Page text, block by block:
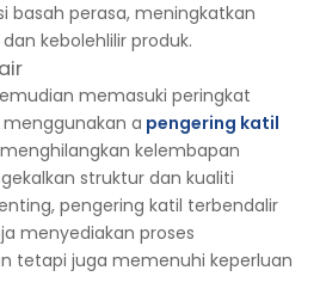
basah perasa, meningkatkan
kebolehlilir produk.
memasuki peringkat
a pengering katil
menghilangkan kelembapan
struktur dan kualiti
pengering katil terbendalir
menyediakan proses
tetapi juga memenuhi keperluan